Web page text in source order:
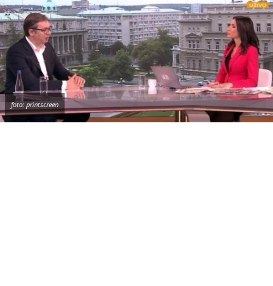
foto: printscreen